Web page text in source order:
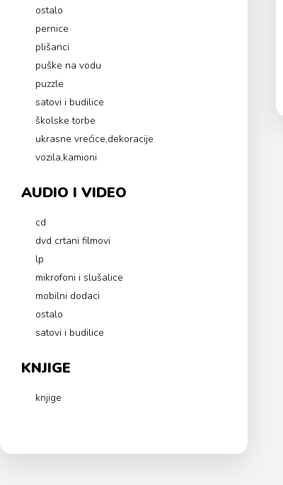
ostalo
pernice
plišanci
puške na vodu
puzzle
satovi i budilice
školske torbe
ukrasne vrećice,dekoracije
vozila,kamioni
AUDIO I VIDEO
cd
dvd crtani filmovi
lp
mikrofoni i slušalice
mobilni dodaci
ostalo
satovi i budilice
KNJIGE
knjige